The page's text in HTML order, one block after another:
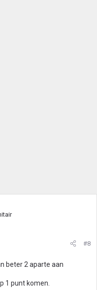
#8
beter 2 aparte aan
1 punt komen.